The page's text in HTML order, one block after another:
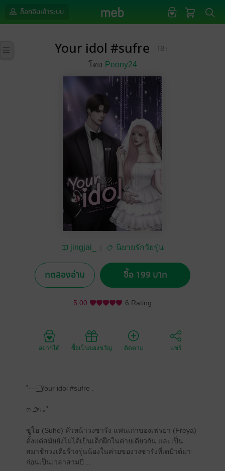
ล็อกอินเข้าระบบ
Your idol #sufre
โดย Peony24
jingjai_ นิยายรักวัยรุ่น
ทดลองอ่าน ซื้อ 199 บาท
5.00 6 Rating
อยากได้ ซื้อเป็นของขวัญ ติดตาม แชร์
˚·—̳͟͞͞ Your idol #sufre .
ෆ ౨ৎ ｡˚
ซูโฮ (Suho) หัวหน้าวงซารัง แฟนเก่าของเฟรย่า (Freya)
ตั้งแต่สมัยยังไม่ได้เป็นเด็กฝึกในค่ายเดียวกัน และเป็น
สมาชิกวงเดียรี่วงรุ่นน้องในค่ายของวงซารังที่เดบิวต์มา
ก่อนเป็นเวลาสามปี…